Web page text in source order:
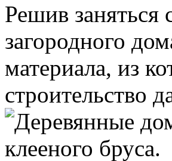
Решив заняться
загородного
материала, из
строительство